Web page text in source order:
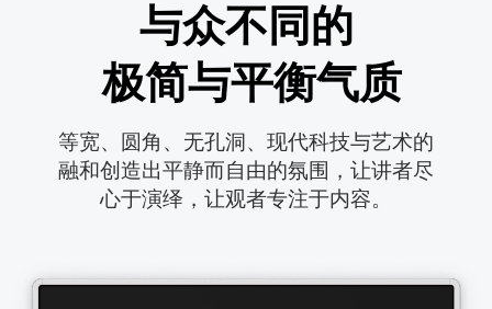
与众不同的
极简与平衡气质
等宽、圆角、无孔洞、现代科技与艺术的
融和创造出平静而自由的氛围，让讲者尽
心于演绎，让观者专注于内容。